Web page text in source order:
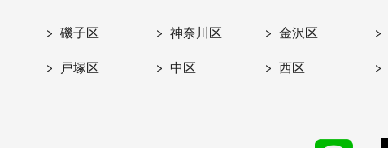
磯子区 神奈川区 金沢区
戸塚区 中区 西区